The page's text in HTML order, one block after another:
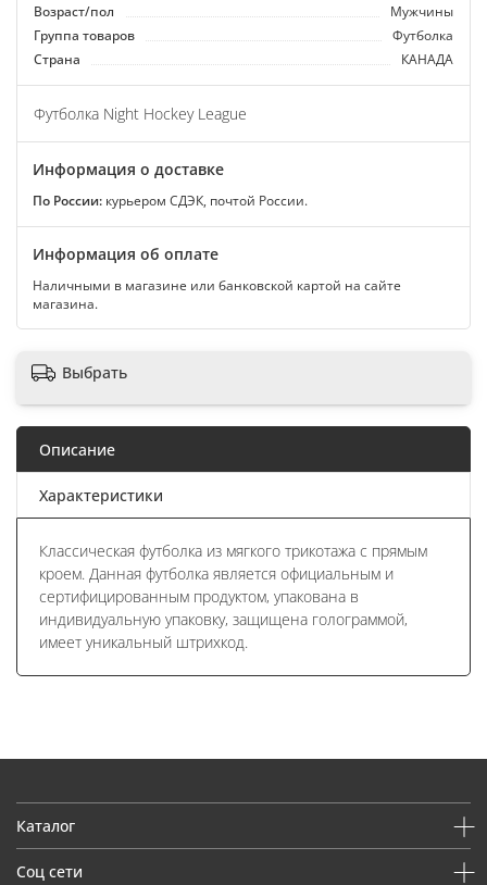
Возраст/пол
Мужчины
Группа товаров
Футболка
Страна
КАНАДА
Футболка Night Hockey League
Информация о доставке
По России: курьером СДЭК, почтой России.
Информация об оплате
Наличными в магазине или банковской картой на сайте
магазина.
Выбрать
Описание
Характеристики
Классическая футболка из мягкого трикотажа с прямым
кроем. Данная футболка является официальным и
сертифицированным продуктом, упакована в
индивидуальную упаковку, защищена голограммой,
имеет уникальный штрихкод.
Каталог
Соц сети